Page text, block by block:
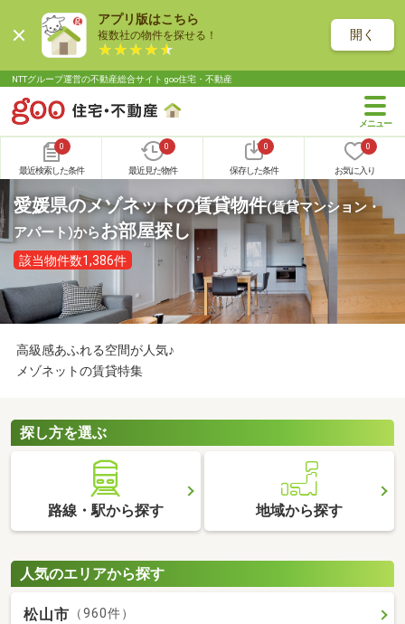
アプリ版はこちら
複数社の物件を探せる！ 開く
NTTグループ運営の不動産総合サイト goo住宅・不動産
0
最近検索した条件
0
最近見た物件
0
保存した条件
0
お気に入り
愛媛県のメゾネットの賃貸物件(賃貸マンション・
アパート)からお部屋探し
該当物件数1,386件
高級感あふれる空間が人気♪
メゾネットの賃貸特集
探し方を選ぶ
路線・駅から探す 地域から探す
人気のエリアから探す
松山市 （960件）